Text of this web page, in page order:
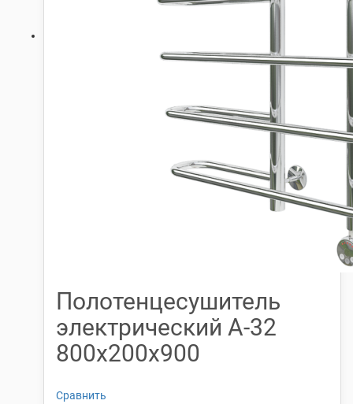
Полотенцесушитель
электрический А-32
800х200х900
Сравнить